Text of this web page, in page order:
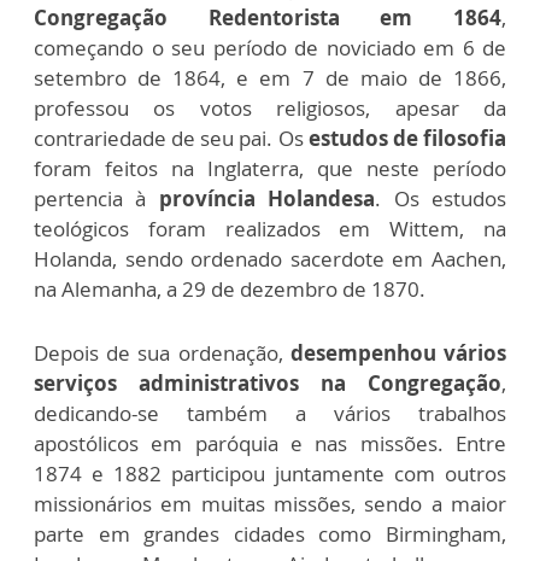
Congregação Redentorista em 1864,
começando o seu período de noviciado em 6 de
setembro de 1864, e em 7 de maio de 1866,
professou os votos religiosos, apesar da
contrariedade de seu pai. Osestudos de filosofia
foram feitos na Inglaterra, que neste período
pertencia à província Holandesa. Os estudos
teológicos foram realizados em Wittem, na
Holanda, sendo ordenado sacerdote em Aachen,
na Alemanha, a 29 de dezembro de 1870.
Depois de sua ordenação, desempenhou vários
serviços administrativos na Congregação,
dedicando-se também a vários trabalhos
apostólicos em paróquia e nas missões. Entre
1874 e 1882 participou juntamente com outros
missionários em muitas missões, sendo a maior
parte em grandes cidades como Birmingham,